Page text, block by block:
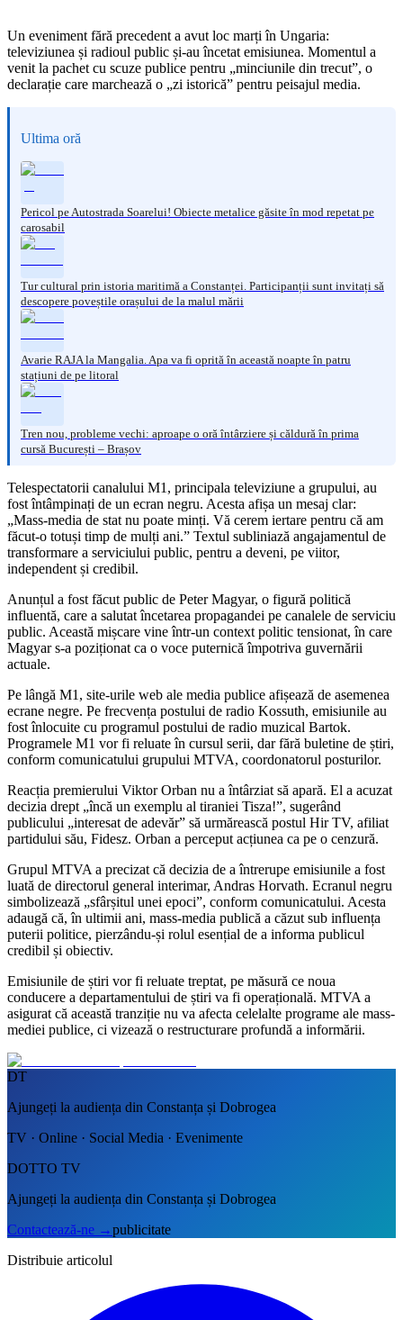
Un eveniment fără precedent a avut loc marți în Ungaria:
televiziunea și radioul public și-au încetat emisiunea. Momentul a
venit la pachet cu scuze publice pentru „minciunile din trecut”, o
declarație care marchează o „zi istorică” pentru peisajul media.
Ultima oră
Pericol pe Autostrada Soarelui! Obiecte metalice găsite în mod repetat pe
carosabil
Tur cultural prin istoria maritimă a Constanței. Participanții sunt invitați să
descopere poveștile orașului de la malul mării
Avarie RAJA la Mangalia. Apa va fi oprită în această noapte în patru
stațiuni de pe litoral
Tren nou, probleme vechi: aproape o oră întârziere și căldură în prima
cursă București – Brașov
Telespectatorii canalului M1, principala televiziune a grupului, au
fost întâmpinați de un ecran negru. Acesta afișa un mesaj clar:
„Mass-media de stat nu poate minți. Vă cerem iertare pentru că am
făcut-o totuși timp de mulți ani.” Textul subliniază angajamentul de
transformare a serviciului public, pentru a deveni, pe viitor,
independent și credibil.
Anunțul a fost făcut public de Peter Magyar, o figură politică
influentă, care a salutat încetarea propagandei pe canalele de serviciu
public. Această mișcare vine într-un context politic tensionat, în care
Magyar s-a poziționat ca o voce puternică împotriva guvernării
actuale.
Pe lângă M1, site-urile web ale media publice afișează de asemenea
ecrane negre. Pe frecvența postului de radio Kossuth, emisiunile au
fost înlocuite cu programul postului de radio muzical Bartok.
Programele M1 vor fi reluate în cursul serii, dar fără buletine de știri,
conform comunicatului grupului MTVA, coordonatorul posturilor.
Reacția premierului Viktor Orban nu a întârziat să apară. El a acuzat
decizia drept „încă un exemplu al tiraniei Tisza!”, sugerând
publicului „interesat de adevăr” să urmărească postul Hir TV, afiliat
partidului său, Fidesz. Orban a perceput acțiunea ca pe o cenzură.
Grupul MTVA a precizat că decizia de a întrerupe emisiunile a fost
luată de directorul general interimar, Andras Horvath. Ecranul negru
simbolizează „sfârșitul unei epoci”, conform comunicatului. Acesta
adaugă că, în ultimii ani, mass-media publică a căzut sub influența
puterii politice, pierzându-și rolul esențial de a informa publicul
credibil și obiectiv.
Emisiunile de știri vor fi reluate treptat, pe măsură ce noua
conducere a departamentului de știri va fi operațională. MTVA a
asigurat că această tranziție nu va afecta celelalte programe ale mass-
mediei publice, ci vizează o restructurare profundă a informării.
DT
Ajungeți la audiența din Constanța și Dobrogea
TV · Online · Social Media · Evenimente
DOTTO TV
Ajungeți la audiența din Constanța și Dobrogea
Contactează-ne →publicitate
Distribuie articolul